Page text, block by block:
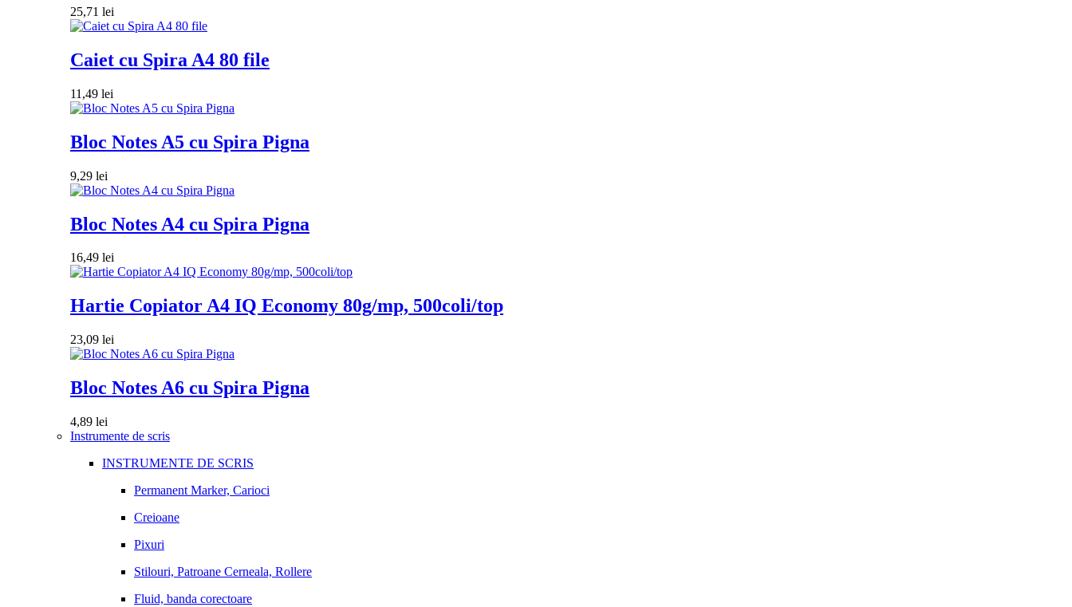
25,71 lei
Caiet cu Spira A4 80 file
11,49 lei
Bloc Notes A5 cu Spira Pigna
9,29 lei
Bloc Notes A4 cu Spira Pigna
16,49 lei
Hartie Copiator A4 IQ Economy 80g/mp, 500coli/top
23,09 lei
Bloc Notes A6 cu Spira Pigna
4,89 lei
Instrumente de scris
INSTRUMENTE DE SCRIS
Permanent Marker, Carioci
Creioane
Pixuri
Stilouri, Patroane Cerneala, Rollere
Fluid, banda corectoare